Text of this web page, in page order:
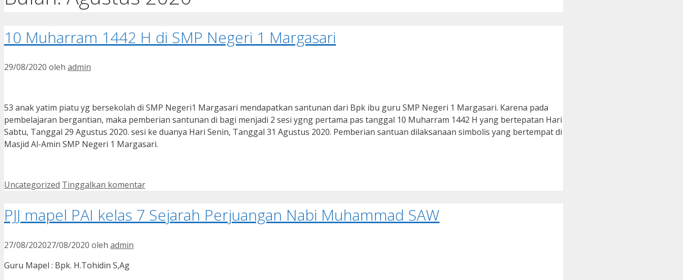
10 Muharram 1442 H di SMP Negeri 1 Margasari
29/08/2020 oleh admin
53 anak yatim piatu yg bersekolah di SMP Negeri1 Margasari mendapatkan santunan dari Bpk ibu guru SMP Negeri 1 Margasari. Karena pada
pembelajaran bergantian, maka pemberian santunan di bagi menjadi 2 sesi ygng pertama pas tanggal 10 Muharram 1442 H yang bertepatan Hari
Sabtu, Tanggal 29 Agustus 2020. sesi ke duanya Hari Senin, Tanggal 31 Agustus 2020. Pemberian santuan dilaksanaan simbolis yang bertempat di
Masjid Al-Amin SMP Negeri 1 Margasari.
Kategori
Uncategorized Tinggalkan komentar
PJJ mapel PAI kelas 7 Sejarah Perjuangan Nabi Muhammad SAW
27/08/202027/08/2020 oleh admin
Guru Mapel : Bpk. H.Tohidin S,Ag